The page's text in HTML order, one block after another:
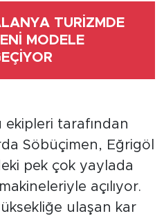
TURİZMDE
MODELE
tarafından
Söbüçimen, Eğrigöl
pek çok yaylada
açılıyor.
ulaşan kar